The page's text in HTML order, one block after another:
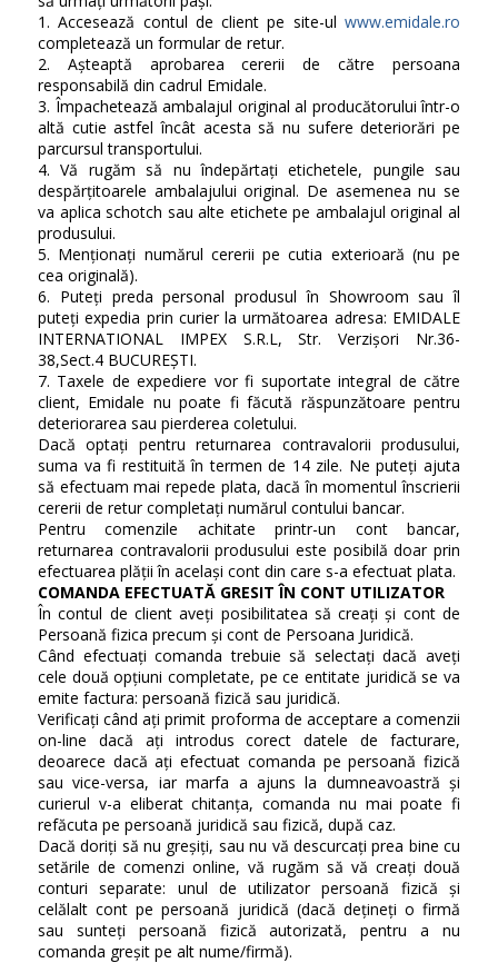
1. Accesează contul de client pe site-ul www.emidale.ro
completează un formular de retur.
2. Așteaptă aprobarea cererii de către persoana
responsabilă din cadrul Emidale.
3. Împachetează ambalajul original al producătorului într-o
altă cutie astfel încât acesta să nu sufere deteriorări pe
parcursul transportului.
4. Vă rugăm să nu îndepărtați etichetele, pungile sau
despărțitoarele ambalajului original. De asemenea nu se
va aplica schotch sau alte etichete pe ambalajul original al
produsului.
5. Menționați numărul cererii pe cutia exterioară (nu pe
cea originală).
6. Puteți preda personal produsul în Showroom sau îl
puteți expedia prin curier la următoarea adresa: EMIDALE
INTERNATIONAL IMPEX S.R.L, Str. Verzișori Nr.36-
38,Sect.4 BUCUREȘTI.
7. Taxele de expediere vor fi suportate integral de către
client, Emidale nu poate fi făcută răspunzătoare pentru
deteriorarea sau pierderea coletului.
Dacă optați pentru returnarea contravalorii produsului,
suma va fi restituită în termen de 14 zile. Ne puteți ajuta
să efectuam mai repede plata, dacă în momentul înscrierii
cererii de retur completați numărul contului bancar.
Pentru comenzile achitate printr-un cont bancar,
returnarea contravalorii produsului este posibilă doar prin
efectuarea plății în același cont din care s-a efectuat plata.
COMANDA EFECTUATĂ GRESIT ÎN CONT UTILIZATOR
În contul de client aveți posibilitatea să creați și cont de
Persoană fizica precum și cont de Persoana Juridică.
Când efectuați comanda trebuie să selectați dacă aveți
cele două opțiuni completate, pe ce entitate juridică se va
emite factura: persoană fizică sau juridică.
Verificați când ați primit proforma de acceptare a comenzii
on-line dacă ați introdus corect datele de facturare,
deoarece dacă ați efectuat comanda pe persoană fizică
sau vice-versa, iar marfa a ajuns la dumneavoastră și
curierul v-a eliberat chitanța, comanda nu mai poate fi
refăcuta pe persoană juridică sau fizică, după caz.
Dacă doriți să nu greșiți, sau nu vă descurcați prea bine cu
setările de comenzi online, vă rugăm să vă creați două
conturi separate: unul de utilizator persoană fizică și
celălalt cont pe persoană juridică (dacă dețineți o firmă
sau sunteți persoană fizică autorizată, pentru a nu
comanda greșit pe alt nume/firmă).